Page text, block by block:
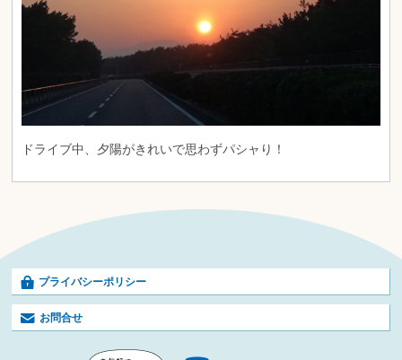
ドライブ中、夕陽がきれいで思わずパシャり！
プライバシーポリシー
お問合せ